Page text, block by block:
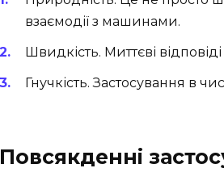
взаємодії з машинами.
Швидкість. Миттєві
Гнучкість. Застосування в
Повсякденні